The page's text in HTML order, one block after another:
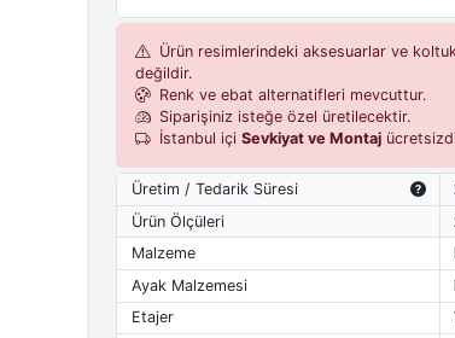
Ürün resimlerindeki aksesuarlar ve
değildir.
Renk ve ebat alternatifleri mevcuttur.
Siparişiniz isteğe özel üretilecektir.
İstanbul içiSevkiyat ve Montaj
Üretim / Tedarik Süresi
Ürün Ölçüleri
Malzeme
Ayak Malzemesi
Etajer